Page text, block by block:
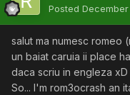
Posted December
salut ma numesc romeo
un baiat caruia ii place
daca scriu in engleza xD
So... I'm rom3ocrash an